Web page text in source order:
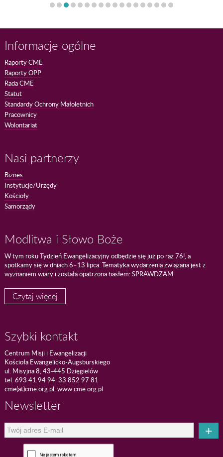
Informacje ogólne
Raporty CME
Raporty OPP
Rada CME
Statut
Standardy Ochrony Małoletnich
Pracownicy
Wolontariat
Nasi partnerzy
Biznes
Instytucje/Urzędy
Kościoły
Samorządy
Modlitwa i Słowo Boże
W tym roku Tydzień Ewangelizacyjny odbędzie się już po raz 76!, a
spotkamy się w dniach 6–13 lipca. Tematyka wydarzenia związana jest z
wyznaniem wiary i została opatrzona hasłem: SPRAWDZAM.
Czytaj więcej
Szybki kontakt
Centrum Misji i Ewangelizacji
Kościoła Ewangelicko-Augsburskiego
ul. Misyjna 8, 43-445 Dzięgielów
tel. 693 41 94 94, 33 852 97 81
cme(at)cme.org.pl, www.cme.org.pl
Newsletter
+